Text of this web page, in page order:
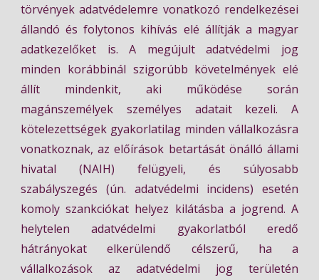
törvények adatvédelemre vonatkozó rendelkezései
állandó és folytonos kihívás elé állítják a magyar
adatkezelőket is. A megújult adatvédelmi jog
minden korábbinál szigorúbb követelmények elé
állít mindenkit, aki működése során
magánszemélyek személyes adatait kezeli. A
kötelezettségek gyakorlatilag minden vállalkozásra
vonatkoznak, az előírások betartását önálló állami
hivatal (NAIH) felügyeli, és súlyosabb
szabályszegés (ún. adatvédelmi incidens) esetén
komoly szankciókat helyez kilátásba a jogrend. A
helytelen adatvédelmi gyakorlatból eredő
hátrányokat elkerülendő célszerű, ha a
vállalkozások az adatvédelmi jog területén